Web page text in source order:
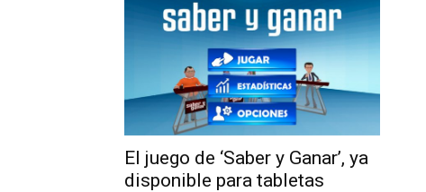
El juego de ‘Saber y Ganar’, ya
disponible para tabletas